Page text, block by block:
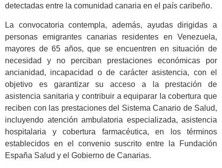
detectadas entre la comunidad canaria en el país caribeño.
La convocatoria contempla, además, ayudas dirigidas a
personas emigrantes canarias residentes en Venezuela,
mayores de 65 años, que se encuentren en situación de
necesidad y no perciban prestaciones económicas por
ancianidad, incapacidad o de carácter asistencia, con el
objetivo es garantizar su acceso a la prestación de
asistencia sanitaria y contribuir a equiparar la cobertura que
reciben con las prestaciones del Sistema Canario de Salud,
incluyendo atención ambulatoria especializada, asistencia
hospitalaria y cobertura farmacéutica, en los términos
establecidos en el convenio suscrito entre la Fundación
España Salud y el Gobierno de Canarias.